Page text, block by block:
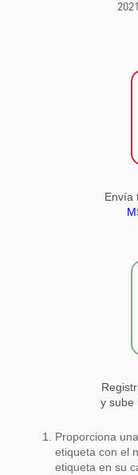
Envía
y sube
Proporciona
etiqueta con el
etiqueta en su